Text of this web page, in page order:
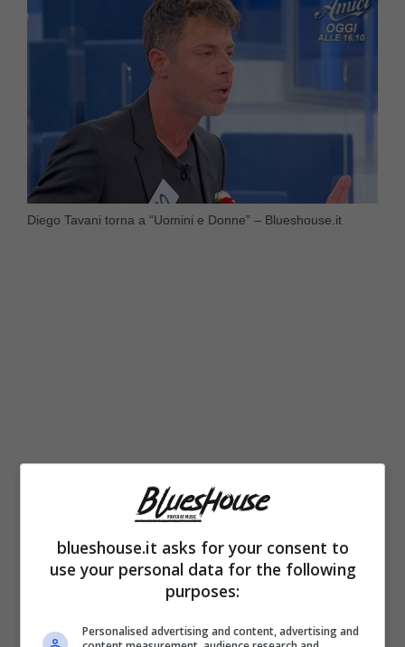
Diego Tavani torna a “Uomini e Donne” – Blueshouse.it
Tra corteggiatori che abbandonano lo studio
volontariamente ed altri che, smascherati
dalle segnalazioni, sono costretti a ritirarsi da
blueshouse.it asks for your consent to
use your personal data for the following
purposes:
Personalised advertising and content, advertising and